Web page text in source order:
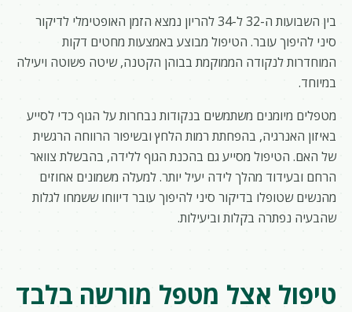
בין השבועות ה-32 ל-34 להריון נמצא הזמן האופטימלי לדיקור
סיני להיפוך עובר. הטיפול מבוצע באמצעות מחטים דקות
המוחדרות לנקודה הממוקמת בבוהן הקטנה, שיטה פשוטה ויעילה
במיוחד.
מטפלים מיומנים משתמשים בנקודות נבחרות על הגוף כדי לסייע
באיזון האנרגיה, בהפחתת רמות הלחץ ובשיפור הרווחה הרגשית
של האם. הטיפול מסייע גם בהכנת הגוף ללידה, בהבשלת צוואר
הרחם ובעידוד מהלך לידה יעיל יותר. למעלה משמונים אחוזים
מהנשים שטופלו בדיקור סיני להיפוך עובר דיווחו ששמחו לגלות
שהבעיה נפתרה בקלות וביעילות.
טיפול אצל מטפל מורשה בלבד